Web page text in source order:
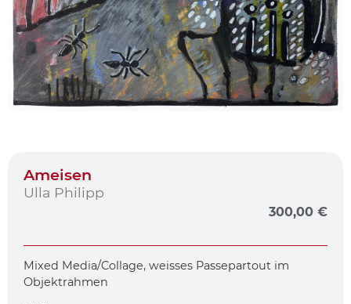
Ameisen
Ulla Philipp
300,00 €
Mixed Media/Collage, weisses Passepartout im
Objektrahmen